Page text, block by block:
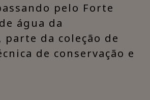
pelo Forte
água da
da coleção de
de conservação e